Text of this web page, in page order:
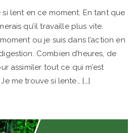
si lent en ce moment. En tant que
qu’il travaille plus vite.
ou je suis dans l’action en
Combien d’heures, de
assimiler tout ce qui m’est
me trouve si lente… […]